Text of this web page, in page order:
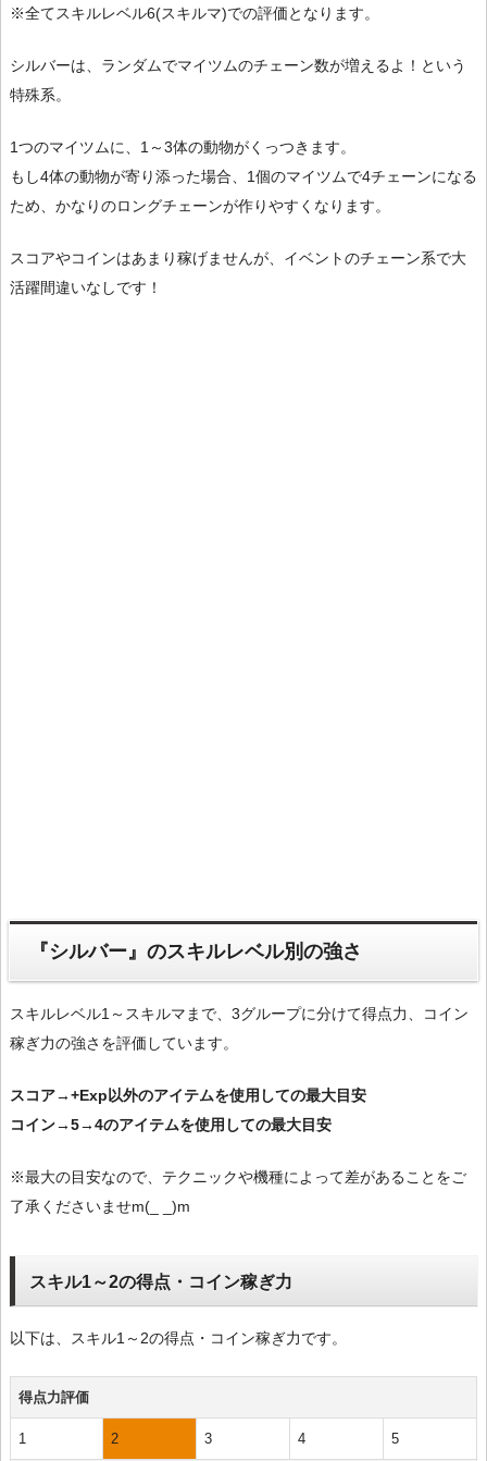
※全てスキルレベル6(スキルマ)での評価となります。
シルバーは、ランダムでマイツムのチェーン数が増えるよ！という
特殊系。
1つのマイツムに、1～3体の動物がくっつきます。
もし4体の動物が寄り添った場合、1個のマイツムで4チェーンになる
ため、かなりのロングチェーンが作りやすくなります。
スコアやコインはあまり稼げませんが、イベントのチェーン系で大
活躍間違いなしです！
『シルバー』のスキルレベル別の強さ
スキルレベル1～スキルマまで、3グループに分けて得点力、コイン
稼ぎ力の強さを評価しています。
スコア→+Exp以外のアイテムを使用しての最大目安
コイン→5→4のアイテムを使用しての最大目安
※最大の目安なので、テクニックや機種によって差があることをご
了承くださいませm(_ _)m
スキル1～2の得点・コイン稼ぎ力
以下は、スキル1～2の得点・コイン稼ぎ力です。
得点力評価
1 2 3 4 5